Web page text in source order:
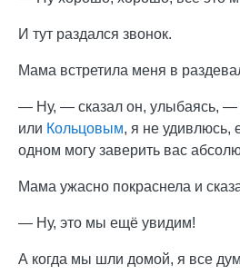
И тут раздался звонок.
Мама встретила меня в
— Ну, — сказал он, улыбаясь, —
или Кольцовым, я не удивлюсь,
одном могу заверить вас
Мама ужасно покраснела и
— Ну, это мы ещё увидим!
А когда мы шли домой, я все